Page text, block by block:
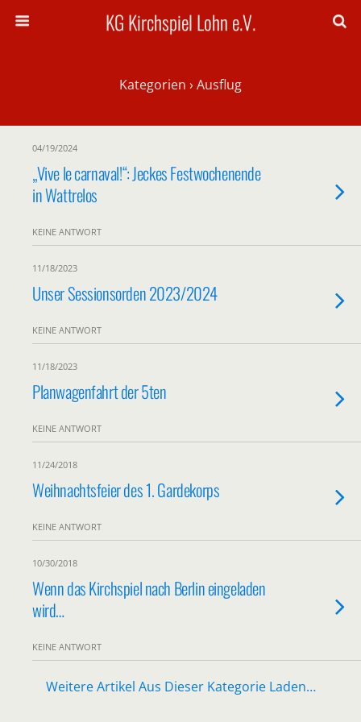
KG Kirchspiel Lohn e.V.
Kategorien › Ausflug
04/19/2024
„Vive le carnaval!“: Jeckes Festwochenende
in Wattrelos
KEINE ANTWORT
11/18/2023
Unser Sessionsorden 2023/2024
KEINE ANTWORT
11/18/2023
Planwagenfahrt der 5ten
KEINE ANTWORT
11/24/2018
Weihnachtsfeier des 1. Gardekorps
KEINE ANTWORT
10/30/2018
Wenn das Kirchspiel nach Berlin eingeladen
wird…
KEINE ANTWORT
Weitere Artikel Aus Dieser Kategorie Laden…